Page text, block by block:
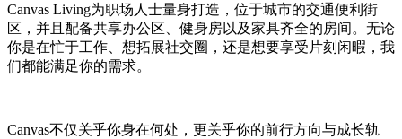
Canvas Living为职场人士量身打造，位于城市的交通便利街
区，并且配备共享办公区、健身房以及家具齐全的房间。无论
你是在忙于工作、想拓展社交圈，还是想要享受片刻闲暇，我
们都能满足你的需求。
Canvas不仅关乎你身在何处，更关乎你的前行方向与成长轨